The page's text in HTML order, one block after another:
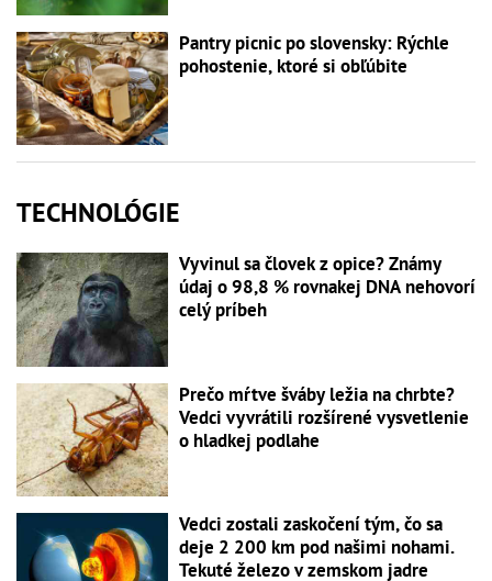
Pantry picnic po slovensky: Rýchle
pohostenie, ktoré si obľúbite
TECHNOLÓGIE
Vyvinul sa človek z opice? Známy
údaj o 98,8 % rovnakej DNA nehovorí
celý príbeh
Prečo mŕtve šváby ležia na chrbte?
Vedci vyvrátili rozšírené vysvetlenie
o hladkej podlahe
Vedci zostali zaskočení tým, čo sa
deje 2 200 km pod našimi nohami.
Tekuté železo v zemskom jadre